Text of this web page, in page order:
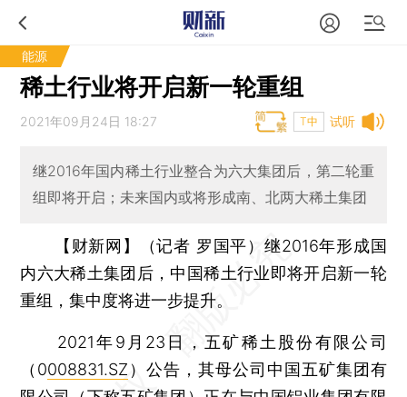
能源
稀土行业将开启新一轮重组
试听
2021年09月24日 18:27 T中
继2016年国内稀土行业整合为六大集团后，第二轮重
组即将开启；未来国内或将形成南、北两大稀土集团
【财新网】（记者 罗国平） 继2016年形成国
内六大稀土集团后，中国稀土行业即将开启新一轮
重组，集中度将进一步提升。
2021年9月23日，五矿稀土股份有限公司
（0008831.SZ ）公告，其母公司中国五矿集团有